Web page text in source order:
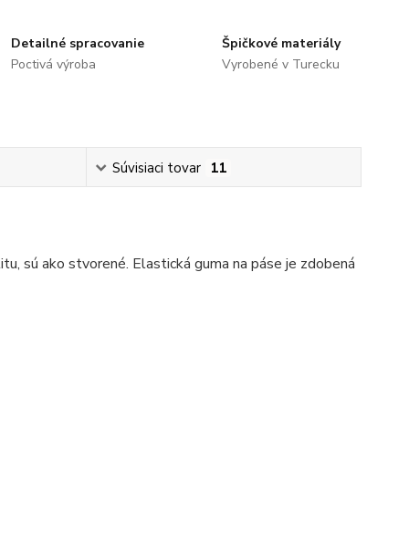
Detailné spracovanie
Poctivá výroba
Špičkové materiály
Vyrobené v Turecku
Súvisiaci tovar 11
sú ako stvorené. Elastická guma na páse je zdobená